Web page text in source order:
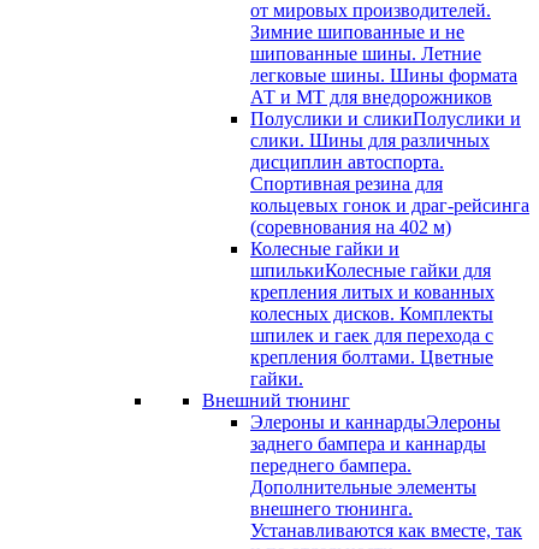
от мировых производителей.
Зимние шипованные и не
шипованные шины. Летние
легковые шины. Шины формата
АТ и МТ для внедорожников
Полуслики и сликиПолуслики и
слики. Шины для различных
дисциплин автоспорта.
Спортивная резина для
кольцевых гонок и драг-рейсинга
(соревнования на 402 м)
Колесные гайки и
шпилькиКолесные гайки для
крепления литых и кованных
колесных дисков. Комплекты
шпилек и гаек для перехода с
крепления болтами. Цветные
гайки.
Внешний тюнинг
Элероны и каннардыЭлероны
заднего бампера и каннарды
переднего бампера.
Дополнительные элементы
внешнего тюнинга.
Устанавливаются как вместе, так